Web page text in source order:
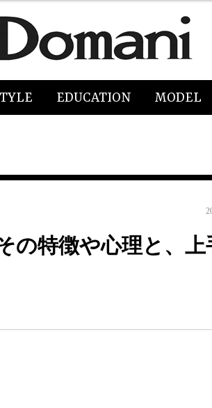
EDUCATION MODEL
の特徴や心理と、上